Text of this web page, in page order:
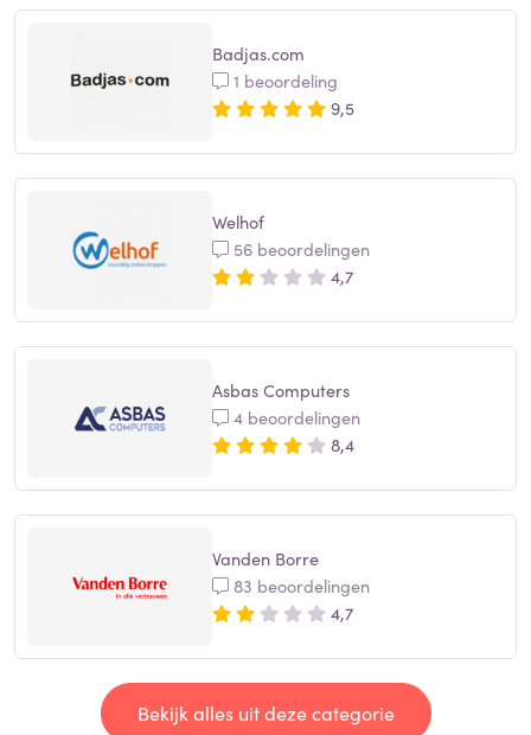
Badjas.com
1 beoordeling
9,5
Welhof
56 beoordelingen
4,7
Asbas Computers
4 beoordelingen
8,4
Vanden Borre
83 beoordelingen
4,7
Bekijk alles uit deze categorie